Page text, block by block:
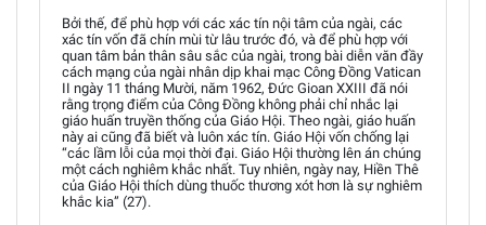
Bởi thế, để phù hợp với các xác tín nội tâm của ngài, các
xác tín vốn đã chín mùi từ lâu trước đó, và để phù hợp với
quan tâm bản thân sâu sắc của ngài, trong bài diễn văn đầy
cách mạng của ngài nhân dịp khai mạc Công Đồng Vatican
II ngày 11 tháng Mười, năm 1962, Đức Gioan XXIII đã nói
rằng trọng điểm của Công Đồng không phải chỉ nhắc lại
giáo huấn truyền thống của Giáo Hội. Theo ngài, giáo huấn
này ai cũng đã biết và luôn xác tín. Giáo Hội vốn chống lại
“các lầm lỗi của mọi thời đại. Giáo Hội thường lên án chúng
một cách nghiêm khắc nhất. Tuy nhiên, ngày nay, Hiền Thê
của Giáo Hội thích dùng thuốc thương xót hơn là sự nghiêm
khắc kia” (27).